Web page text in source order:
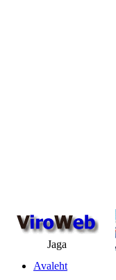
Jaga
Avaleht